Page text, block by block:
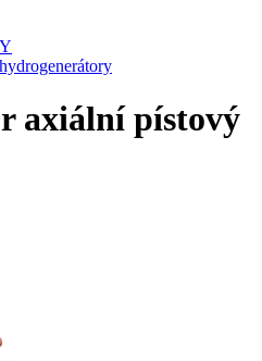
axiální pístový